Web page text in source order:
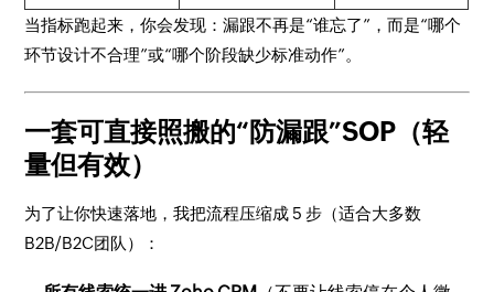
当指标跑起来，你会发现：漏跟不再是“谁忘了”，而是“哪个
环节设计不合理”或“哪个阶段缺少标准动作”。
一套可直接照搬的“防漏跟”SOP（轻
量但有效）
为了让你快速落地，我把流程压缩成 5 步（适合大多数
B2B/B2C团队）：